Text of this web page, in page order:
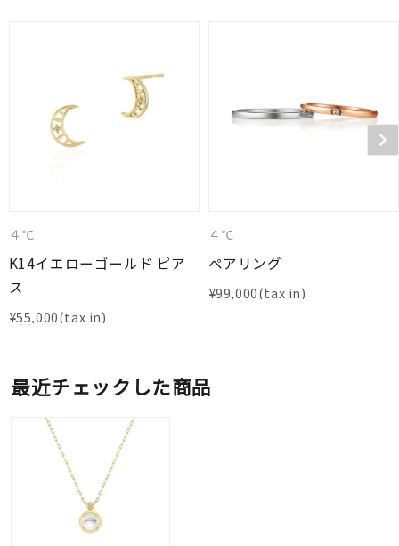
４℃
K14イエローゴールド ピア
ス
¥55,000
４℃
ペアリング
¥99,000
最近チェックした商品